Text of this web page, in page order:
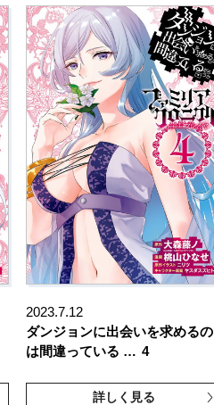
2023.7.12
ダンジョンに出会いを求めるの
は間違っている … 4
詳しく見る